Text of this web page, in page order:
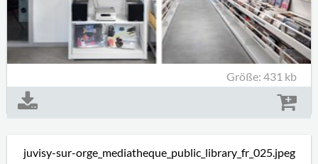
Größe: 431 kb
juvisy-sur-orge_mediatheque_public_library_fr_025.jpeg